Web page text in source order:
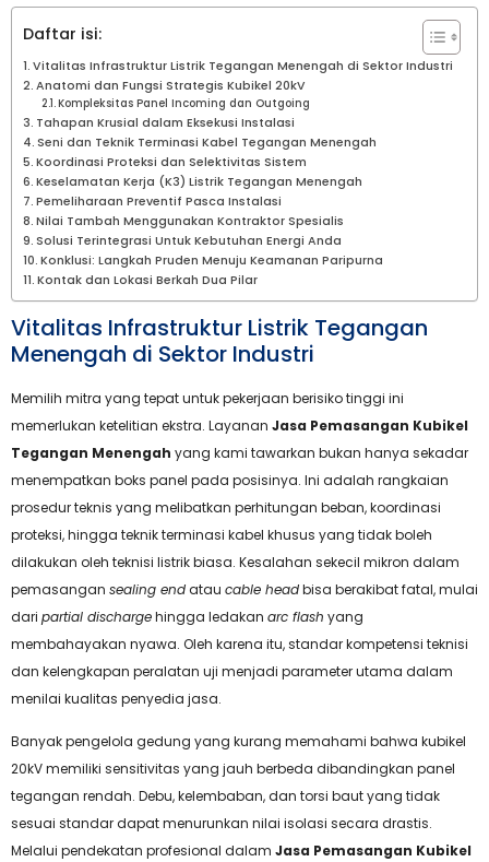
Daftar isi:
Vitalitas Infrastruktur Listrik Tegangan Menengah di Sektor Industri
Anatomi dan Fungsi Strategis Kubikel 20kV
Kompleksitas Panel Incoming dan Outgoing
Tahapan Krusial dalam Eksekusi Instalasi
Seni dan Teknik Terminasi Kabel Tegangan Menengah
Koordinasi Proteksi dan Selektivitas Sistem
Keselamatan Kerja (K3) Listrik Tegangan Menengah
Pemeliharaan Preventif Pasca Instalasi
Nilai Tambah Menggunakan Kontraktor Spesialis
Solusi Terintegrasi Untuk Kebutuhan Energi Anda
Konklusi: Langkah Pruden Menuju Keamanan Paripurna
Kontak dan Lokasi Berkah Dua Pilar
Vitalitas Infrastruktur Listrik Tegangan
Menengah di Sektor Industri
Memilih mitra yang tepat untuk pekerjaan berisiko tinggi ini
memerlukan ketelitian ekstra. Layanan Jasa Pemasangan Kubikel
Tegangan Menengah yang kami tawarkan bukan hanya sekadar
menempatkan boks panel pada posisinya. Ini adalah rangkaian
prosedur teknis yang melibatkan perhitungan beban, koordinasi
proteksi, hingga teknik terminasi kabel khusus yang tidak boleh
dilakukan oleh teknisi listrik biasa. Kesalahan sekecil mikron dalam
pemasangan sealing endatau cable headbisa berakibat fatal, mulai
dari partial dischargehingga ledakan arc flash yang
membahayakan nyawa. Oleh karena itu, standar kompetensi teknisi
dan kelengkapan peralatan uji menjadi parameter utama dalam
menilai kualitas penyedia jasa.
Banyak pengelola gedung yang kurang memahami bahwa kubikel
20kV memiliki sensitivitas yang jauh berbeda dibandingkan panel
tegangan rendah. Debu, kelembaban, dan torsi baut yang tidak
sesuai standar dapat menurunkan nilai isolasi secara drastis.
Melalui pendekatan profesional dalam Jasa Pemasangan Kubikel